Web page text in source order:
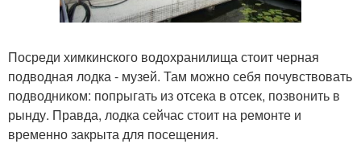
Посреди химкинского водохранилища стоит черная
подводная лодка - музей. Там можно себя почувствовать
подводником: попрыгать из отсека в отсек, позвонить в
рынду. Правда, лодка сейчас стоит на ремонте и
временно закрыта для посещения.